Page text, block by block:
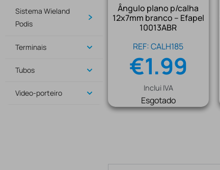
Sistema Wieland
Podis
Terminais
Tubos
Video-porteiro
Ângulo plano p/calha
12x7mm branco – Efapel
10013ABR
REF: CALH185
€1.99
Inclui IVA
Esgotado